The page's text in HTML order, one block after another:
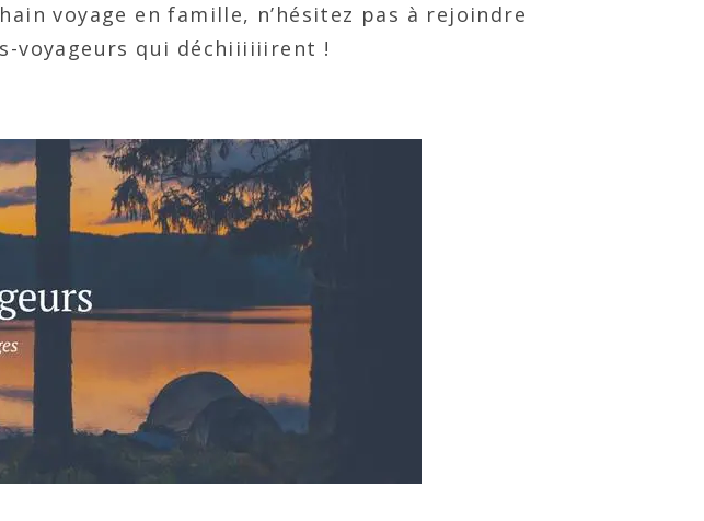
voyage en famille, n’hésitez pas à rejoindre
voyageurs qui déchiiiiiirent !